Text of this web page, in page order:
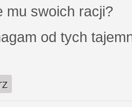
mu swoich racji?
od tych